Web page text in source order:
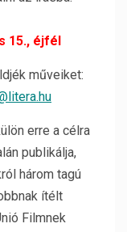
15., éjfél
műveiket:
erre a célra
publikálja,
három tagú
ítélt
Filmnek